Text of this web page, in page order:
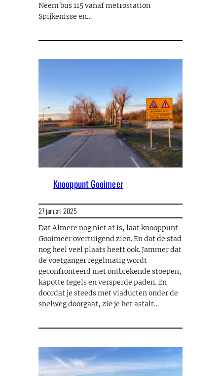
Neem bus 115 vanaf metrostation
Spijkenisse en…
Knooppunt Gooimeer
27 januari 2025
Dat Almere nog niet af is, laat knooppunt
Gooimeer overtuigend zien. En dat de stad
nog heel veel plaats heeft ook. Jammer dat
de voetganger regelmatig wordt
geconfronteerd met ontbrekende stoepen,
kapotte tegels en versperde paden. En
doordat je steeds met viaducten onder de
snelweg doorgaat, zie je het asfalt…